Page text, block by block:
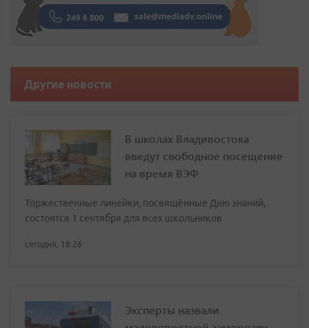
Другие новости
В школах Владивостока
введут свободное посещение
на время ВЭФ
Торжественные линейки, посвящённые Дню знаний,
состоятся 1 сентября для всех школьников
сегодня, 18:26
Эксперты назвали